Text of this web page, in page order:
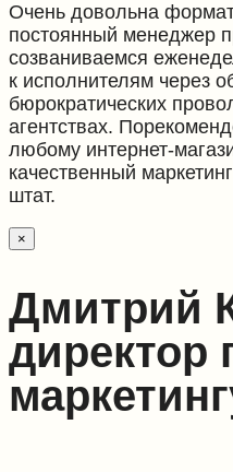
Очень довольна
постоянный менеджер
созваниваемся
к исполнителям через
бюрократических
агентствах.
любому интернет-
качественный
штат.
×
Дмитрий
директор